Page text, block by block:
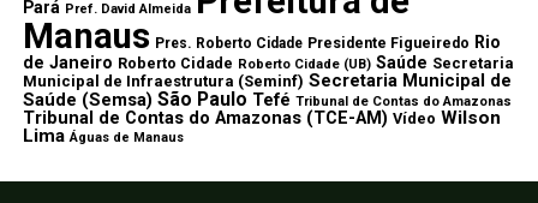
Pará Pref. David Almeida
Manaus Pres. Roberto Cidade Presidente Figueiredo Rio
de Janeiro Roberto Cidade Roberto Cidade (UB) Saúde Secretaria
Municipal de Infraestrutura (Seminf) Secretaria Municipal de
Saúde (Semsa) São Paulo Tefé Tribunal de Contas do Amazonas
Tribunal de Contas do Amazonas (TCE-AM) Vídeo Wilson
Lima Águas de Manaus